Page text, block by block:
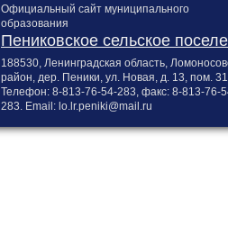
Официальный сайт муниципального
образования
Пениковское сельское
188530, Ленинградская область,
район, дер. Пеники, ул. Новая, д. 13, пом. 31
Телефон: 8-813-76-54-283, факс: 8-813-76-
283. Email: lo.lr.peniki@mail.ru